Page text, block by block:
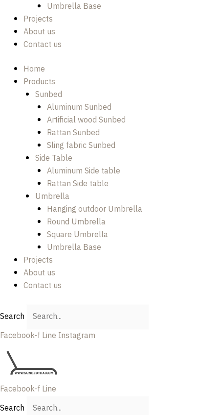
Umbrella Base
Projects
About us
Contact us
Home
Products
Sunbed
Aluminum Sunbed
Artificial wood Sunbed
Rattan Sunbed
Sling fabric Sunbed
Side Table
Aluminum Side table
Rattan Side table
Umbrella
Hanging outdoor Umbrella
Round Umbrella
Square Umbrella
Umbrella Base
Projects
About us
Contact us
Search
Facebook-f Line Instagram
Facebook-f Line
Search